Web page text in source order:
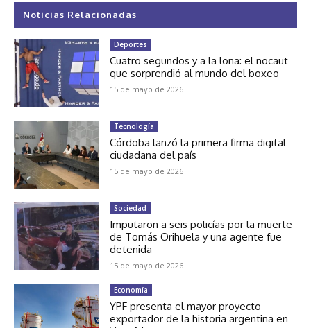
Noticias Relacionadas
Deportes
Cuatro segundos y a la lona: el nocaut
que sorprendió al mundo del boxeo
15 de mayo de 2026
Tecnología
Córdoba lanzó la primera firma digital
ciudadana del país
15 de mayo de 2026
Sociedad
Imputaron a seis policías por la muerte
de Tomás Orihuela y una agente fue
detenida
15 de mayo de 2026
Economía
YPF presenta el mayor proyecto
exportador de la historia argentina en